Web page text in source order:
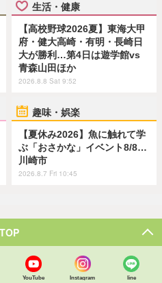
生活・健康
【高校野球2026夏】東海大甲
府・健大高崎・有明・長崎日
大が勝利…第4日は遊学館vs
青森山田ほか
2026.8.8 Sat 9:52
趣味・娯楽
【夏休み2026】魚に触れて学
ぶ「おさかな」イベント8/8…
川崎市
2026.8.7 Fri 10:45
TOP
YouTube Instagram line